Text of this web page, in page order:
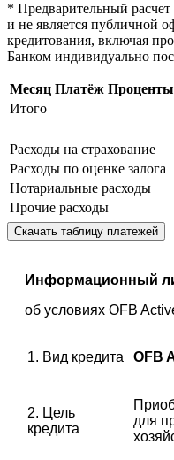
* Предварительный
и не является публичной
кредитования, включая
Банком индивидуально
Месяц Платёж Проценты
Итого
Расходы на страхование
Расходы по оценке залога
Нотариальные расходы
Прочие расходы
Скачать таблицу платежей
Информационный
об условиях OFB
1. Вид кредита OFB
2. Цель
кредита
для